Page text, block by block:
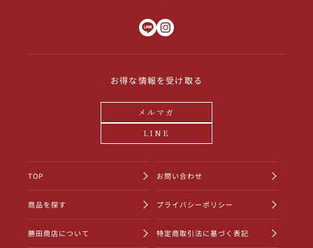
お得な情報を受け取る
メルマガ
LINE
TOP
商品を探す
勝田商店について
お問い合わせ
プライバシーポリシー
特定商取引法に基づく表記